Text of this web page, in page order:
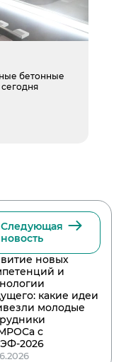
бетонные
Следующая
новость
новых
и
какие идеи
молодые
с
2026